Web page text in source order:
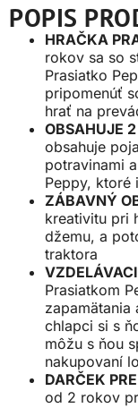
POPIS
HRAČKA
rokov sa so
Prasiatko
pripomenúť
hrať na
OBSAHUJE
obsahuje
potravinami
Peppy, ktoré
ZÁBAVNÝ
kreativitu pri
džemu, a
traktora
Prasiatkom
zapamätania
chlapci si s
môžu s ňou
nakupovaní
DARČEK
od 2 rokov